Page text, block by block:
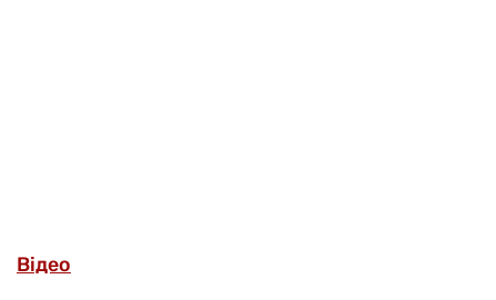
Відео